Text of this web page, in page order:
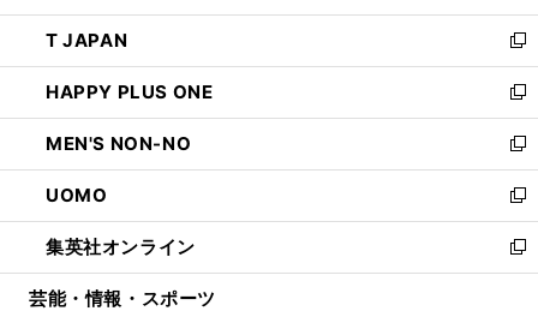
開
く
ウ
で
開
く
ン
ド
ウ
で
開
く
ウ
ィ
ン
ド
ウ
で
開
く
し
い
ウ
ィ
ン
ド
ウ
で
開
く
T JAPAN
新
し
い
ウ
ィ
ン
ド
ウ
で
開
HAPPY PLUS ONE
新
し
い
ウ
ィ
ン
ド
ウ
MEN'S NON-NO
新
し
い
ウ
ィ
ン
UOMO
新
し
い
ウ
集英社オンライン
新
し
芸能・情報・スポーツ